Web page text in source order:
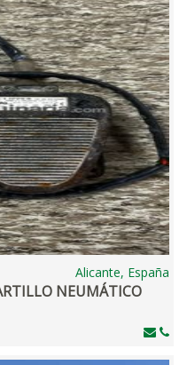
Alicante, España
NEUMÁTICO